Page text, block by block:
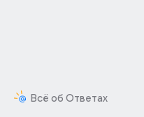
Всё об Ответах